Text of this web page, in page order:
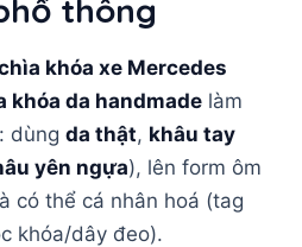
thông
khóa xe Mercedes
khóa da handmade làm
dùng da thật, khâu tay
yên ngựa), lên form ôm
có thể cá nhân hoá (tag
khóa/dây đeo).